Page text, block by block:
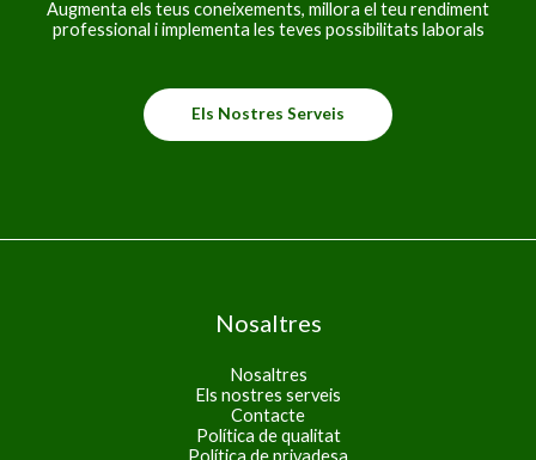
Augmenta els teus coneixements, millora el teu rendiment
professional i implementa les teves possibilitats laborals
Els Nostres Serveis
Nosaltres
Nosaltres
Els nostres serveis
Contacte
Política de qualitat